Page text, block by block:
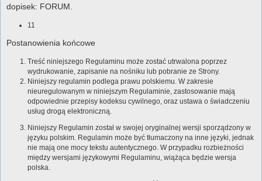
dopisek: FORUM.
11
Postanowienia końcowe
Treść niniejszego Regulaminu może zostać utrwalona poprzez
wydrukowanie, zapisanie na nośniku lub pobranie ze Strony.
Niniejszy regulamin podlega prawu polskiemu. W zakresie
nieuregulowanym w niniejszym Regulaminie, zastosowanie mają
odpowiednie przepisy kodeksu cywilnego, oraz ustawa o świadczeniu
usług drogą elektroniczną.
Niniejszy Regulamin został w swojej oryginalnej wersji sporządzony w
języku polskim. Regulamin może być tłumaczony na inne języki, jednak
nie mają one mocy tekstu autentycznego. W przypadku rozbieżności
między wersjami językowymi Regulaminu, wiążąca będzie wersja
polska.